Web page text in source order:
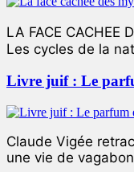
LA FACE CACHEE
Les cycles de la
Livre juif : Le
Claude Vigée
une vie de